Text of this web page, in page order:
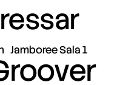
Jamboree Sala 1